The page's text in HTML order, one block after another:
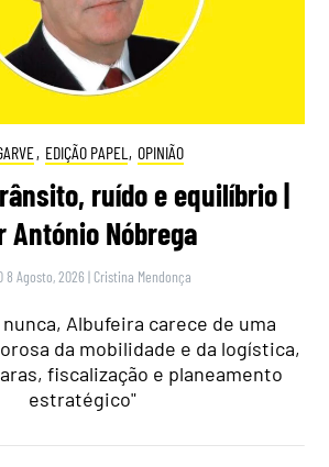
, EDIÇÃO PAPEL , OPINIÃO
ruído e equilíbrio |
António Nóbrega
8 Agosto, 2026 | Cristina Mendonça
Albufeira carece de uma
da mobilidade e da logística,
fiscalização e planeamento
estratégico"